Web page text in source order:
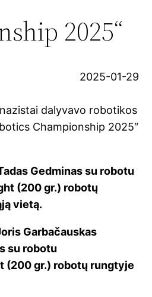
2025“
2025-01-29
dalyvavo robotikos
Championship 2025″
Gedminas su robotu
(200 gr.) robotų
vietą.
Garbačauskas
su robotu
(200 gr.) robotų rungtyje